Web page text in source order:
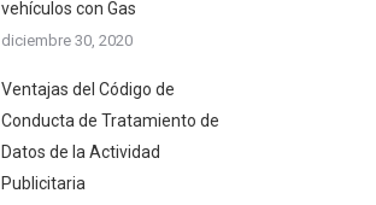
vehículos con Gas
diciembre 30, 2020
Ventajas del Código de
Conducta de Tratamiento de
Datos de la Actividad
Publicitaria